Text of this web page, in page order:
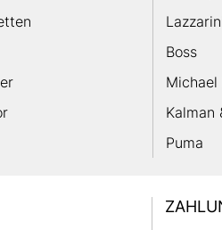
Boss
Michael
Kalman
Puma